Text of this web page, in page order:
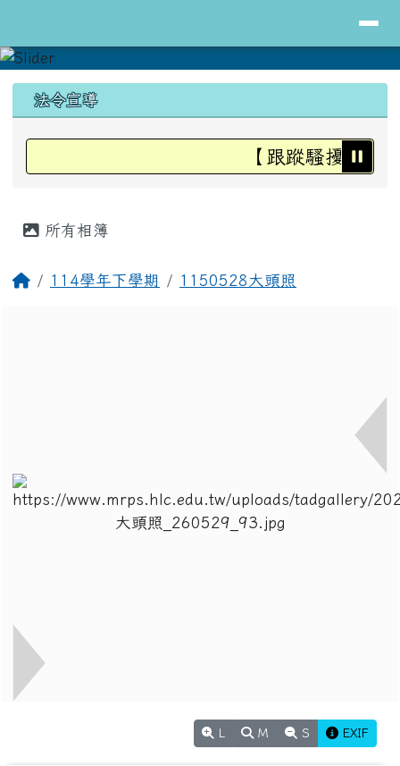
上中區域內容
法令宣導
【跟蹤騷擾防治
所有相簿
回首頁114學年下學期 1150528大頭照
M S EXIF
頁尾區域